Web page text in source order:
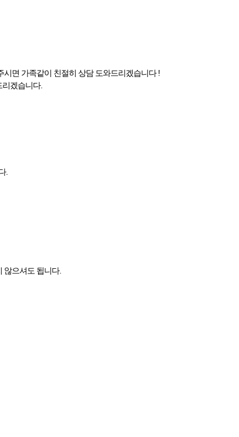
면 가족같이 친절히 상담 도와드리겠습니다 !
겠습니다.
.
으셔도 됩니다.